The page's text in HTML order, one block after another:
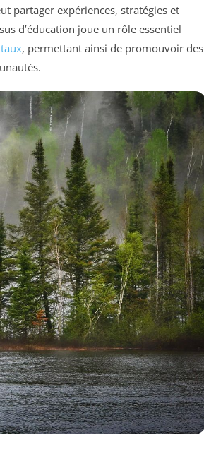
partager expériences, stratégies et
d’éducation joue un rôle essentiel
, permettant ainsi de promouvoir des